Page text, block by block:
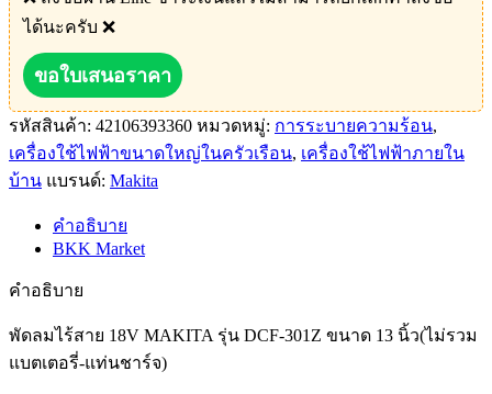
ได้นะครับ ❌
ขอใบเสนอราคา
รหัสสินค้า: 42106393360 หมวดหมู่: การระบายความร้อน,
เครื่องใช้ไฟฟ้าขนาดใหญ่ในครัวเรือน, เครื่องใช้ไฟฟ้าภายใน
บ้าน แบรนด์: Makita
คำอธิบาย
BKK Market
คำอธิบาย
พัดลมไร้สาย 18V MAKITA รุ่น DCF-301Z ขนาด 13 นิ้ว(ไม่รวม
แบตเตอรี่-แท่นชาร์จ)